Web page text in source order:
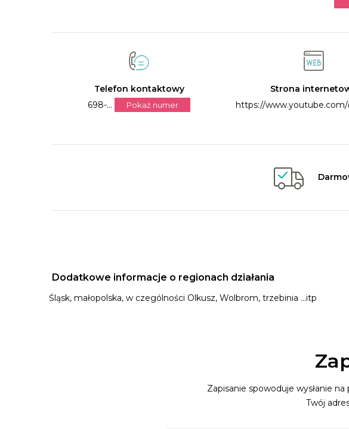
Telefon kontaktowy
698-...
Pokaż numer
Strona
https://www.youtube.com/
Dodatkowe informacje o regionach działania
Śląsk, małopolska, w czególności Olkusz, Wolbrom, trzebinia ...itp
Zapisanie spowoduje wysłanie
Twój